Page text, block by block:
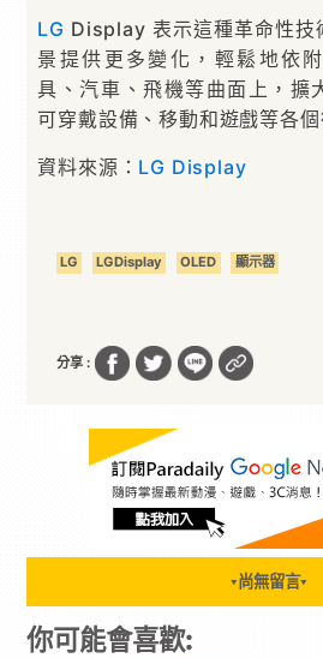
LG Display 表示這種革命性技
景提供更多變化，輕鬆地依
具、汽車、飛機等曲面上，擴
可穿戴設備、移動和遊戲等各個
資料來源： LG Display
LG LGDisplay OLED 顯示器
分享 :
▼ 尚無留言▼
你可能會喜歡: